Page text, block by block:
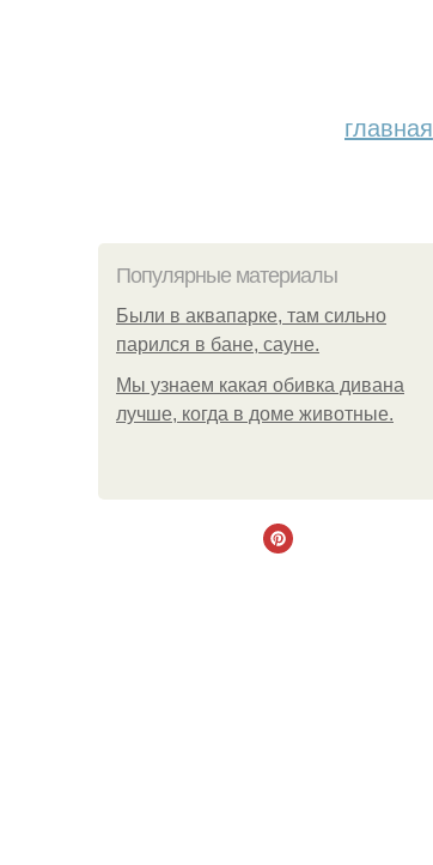
главная
Популярные материалы
Были в аквапарке, там сильно
парился в бане, сауне.
Мы узнаем какая обивка дивана
лучше, когда в доме животные.